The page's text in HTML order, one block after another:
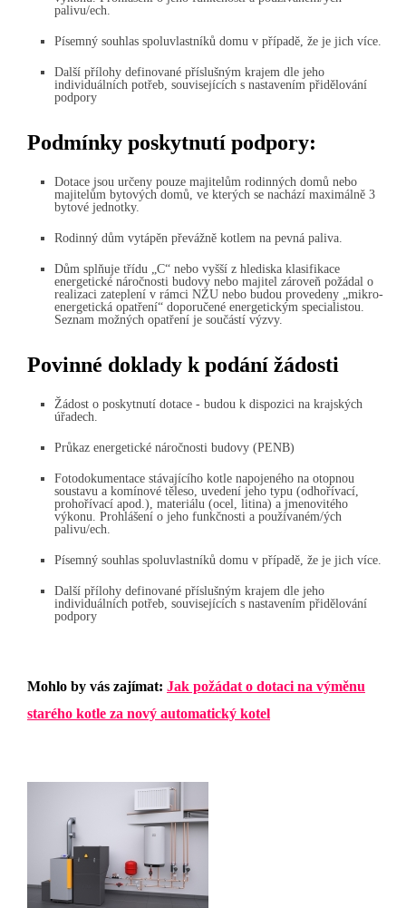
palivu/ech.
Písemný souhlas spoluvlastníků domu v případě, že je jich více.
Další přílohy definované příslušným krajem dle jeho
individuálních potřeb, souvisejících s nastavením přidělování
podpory
Podmínky poskytnutí podpory:
Dotace jsou určeny pouze majitelům rodinných domů nebo
majitelům bytových domů, ve kterých se nachází maximálně 3
bytové jednotky.
Rodinný dům vytápěn převážně kotlem na pevná paliva.
Dům splňuje třídu „C“ nebo vyšší z hlediska klasifikace
energetické náročnosti budovy nebo majitel zároveň požádal o
realizaci zateplení v rámci NZU nebo budou provedeny „mikro-
energetická opatření“ doporučené energetickým specialistou.
Seznam možných opatření je součástí výzvy.
Povinné doklady k podání žádosti
Žádost o poskytnutí dotace - budou k dispozici na krajských
úřadech.
Průkaz energetické náročnosti budovy (PENB)
Fotodokumentace stávajícího kotle napojeného na otopnou
soustavu a komínové těleso, uvedení jeho typu (odhořívací,
prohořívací apod.), materiálu (ocel, litina) a jmenovitého
výkonu. Prohlášení o jeho funkčnosti a používaném/ých
palivu/ech.
Písemný souhlas spoluvlastníků domu v případě, že je jich více.
Další přílohy definované příslušným krajem dle jeho
individuálních potřeb, souvisejících s nastavením přidělování
podpory
Mohlo by vás zajímat: Jak požádat o dotaci na výměnu
starého kotle za nový automatický kotel